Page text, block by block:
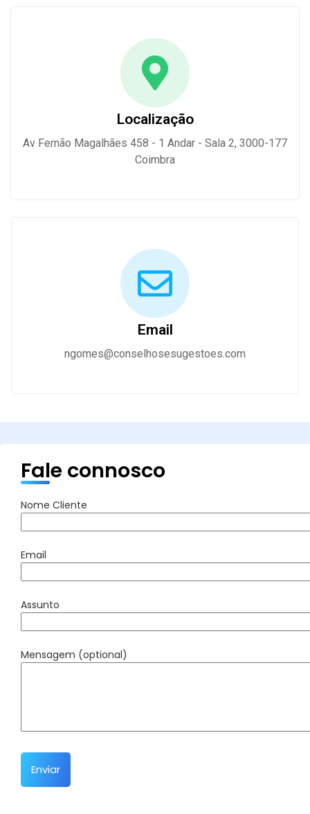
Localização
Av Fernão Magalhães 458 - 1 Andar - Sala 2, 3000-177
Coimbra
Email
ngomes@conselhosesugestoes.com
Fale connosco
Nome Cliente
Email
Assunto
Mensagem (optional)